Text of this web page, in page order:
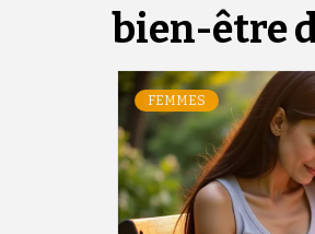
bien-être
FEMMES